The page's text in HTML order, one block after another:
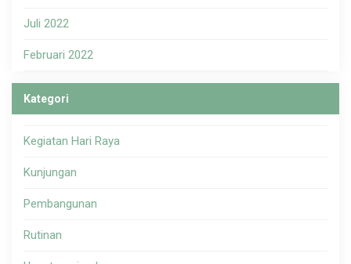
Juli 2022
Februari 2022
Kategori
Kegiatan Hari Raya
Kunjungan
Pembangunan
Rutinan